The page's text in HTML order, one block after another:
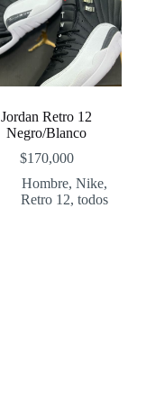
Jordan Retro 12
Negro/Blanco
$170,000
Hombre,Nike,
Retro 12,todos